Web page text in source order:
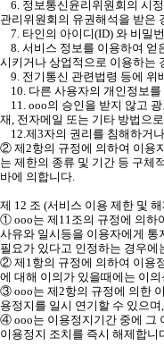
6. 정보통신윤리위원회의 시
관리위원회의 유권해석을 받은
7. 타인의 아이디(ID) 와 비밀
8. 서비스 정보를 이용하여 얻
시키거나 상업적으로 이용하는
9. 전기통신 관련법령 등에 위
10. 다른 사용자의 개인정보를
11. ooo의 승인을 받지 않고
재, 전자메일 또는 기타 방법으
12.제3자의 권리를 침해하거
② 제2항의 규정에 의하여 이용
는 제한의 종류 및 기간 등 구체
바에 의합니다.
제 12 조 (서비스 이용 제한 및
① ooo는 제11조의 규정에 의하
사유와 일시등을 이용자에게 통
필요가 있다고 인정하는 경우에
② 제1항의 규정에 의하여 이용
에 대해 이의가 있을때에는 이
③ ooo는 제2항의 규정에 의한
용정지를 일시 연기할 수 있으
④ ooo는 이용정지기간 중에 그
이용정지 조치를 즉시 해제합니